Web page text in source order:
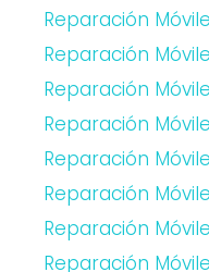
Reparación
Reparación
Reparación
Reparación
Reparación
Reparación
Reparación
Reparación